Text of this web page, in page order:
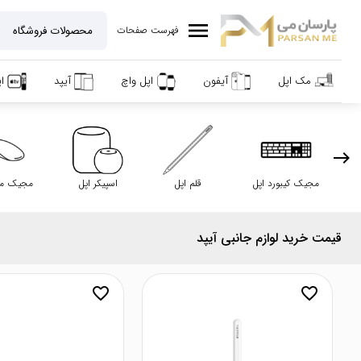
menu فهرست صفحات
مک اپل آیفون اپل واچ آیپد
مجیک کیبورد اپل قلم اپل اسپیکر اپل مجیک
east
قیمت خرید لوازم جانبی آیپد
favorite_border
favorite_border